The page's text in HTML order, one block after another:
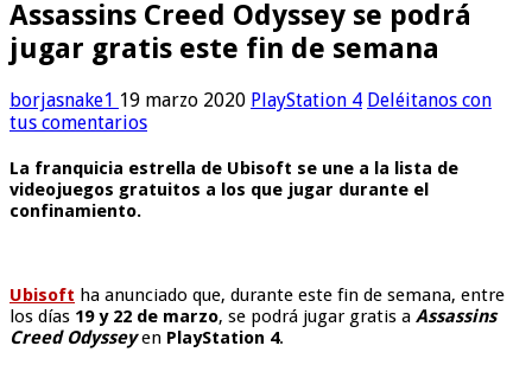
Assassins Creed Odyssey se podrá
jugar gratis este fin de semana
borjasnake1 19 marzo 2020 PlayStation 4 Deléitanos con
tus comentarios
La franquicia estrella de Ubisoft se une a la lista de
videojuegos gratuitos a los que jugar durante el
confinamiento.
Ubisoft ha anunciado que, durante este fin de semana, entre
los días 19 y 22 de marzo, se podrá jugar gratis a Assassins
Creed Odyssey en PlayStation 4.